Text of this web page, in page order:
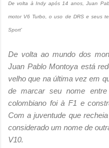
De volta à Indy após 14 anos, Juan
motor V6 Turbo, o uso de DRS e seus
Sport'
De volta ao mundo dos
Juan Pablo Montoya está
velho que na última vez em
de marcar seu nome
colombiano foi à F1 e
Com a juventude que
considerado um nome de
V10.